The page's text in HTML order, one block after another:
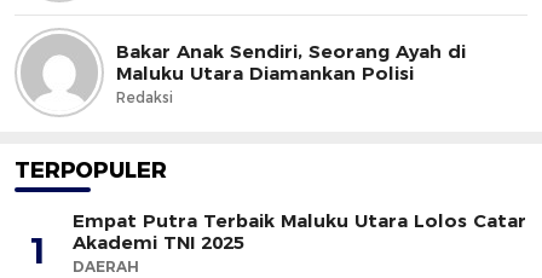
Bakar Anak Sendiri, Seorang Ayah di
Maluku Utara Diamankan Polisi
Redaksi
TERPOPULER
1
Empat Putra Terbaik Maluku Utara Lolos Catar
Akademi TNI 2025
DAERAH